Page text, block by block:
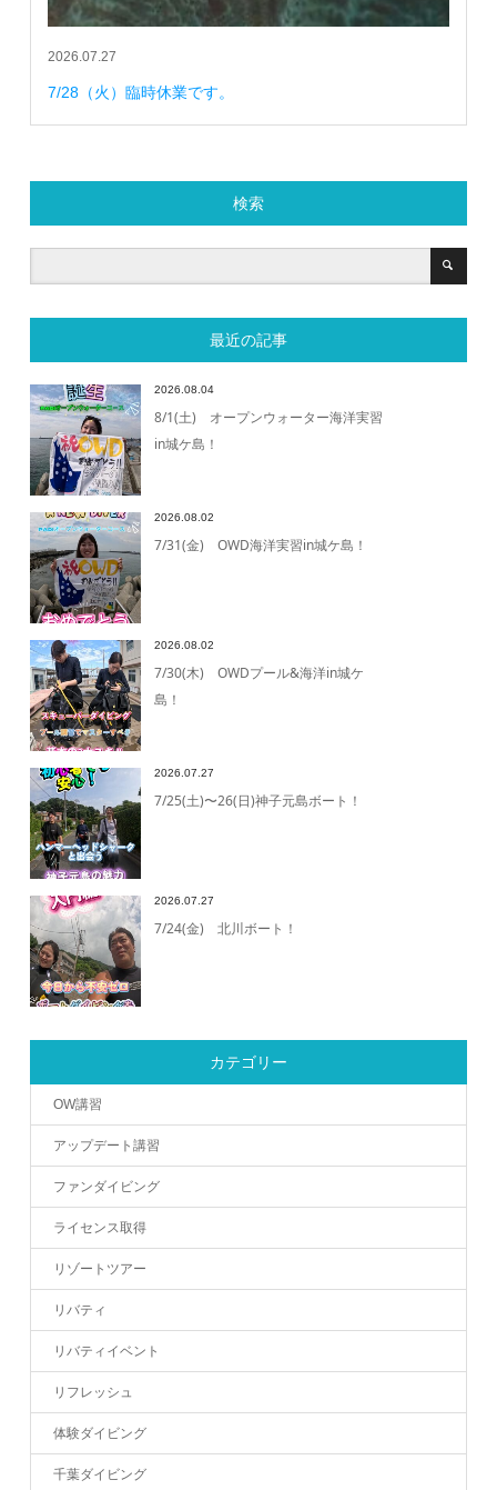
2026.07.27
7/28（火）臨時休業です。
検索
最近の記事
2026.08.04
8/1(土) オープンウォーター海洋実習
in城ケ島！
2026.08.02
7/31(金) OWD海洋実習in城ケ島！
2026.08.02
7/30(木) OWDプール&海洋in城ケ
島！
2026.07.27
7/25(土)〜26(日)神子元島ボート！
2026.07.27
7/24(金) 北川ボート！
カテゴリー
OW講習
アップデート講習
ファンダイビング
ライセンス取得
リゾートツアー
リバティ
リバティイベント
リフレッシュ
体験ダイビング
千葉ダイビング